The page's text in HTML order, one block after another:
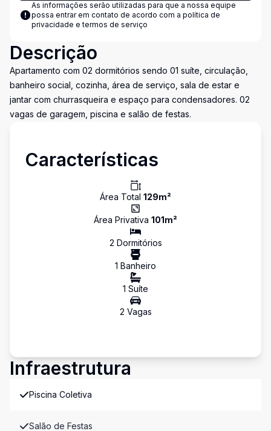
As informações serão utilizadas para que a nossa equipe
possa entrar em contato de acordo com a política de
privacidade e termos de serviço
Descrição
Apartamento com 02 dormitórios sendo 01 suíte, circulação,
banheiro social, cozinha, área de serviço, sala de estar e
jantar com churrasqueira e espaço para condensadores. 02
vagas de garagem, piscina e salão de festas.
Características
Área Total 129m²
Área Privativa 101m²
2 Dormitórios
1 Banheiro
1 Suíte
2 Vagas
Infraestrutura
Piscina Coletiva
Salão de Festas